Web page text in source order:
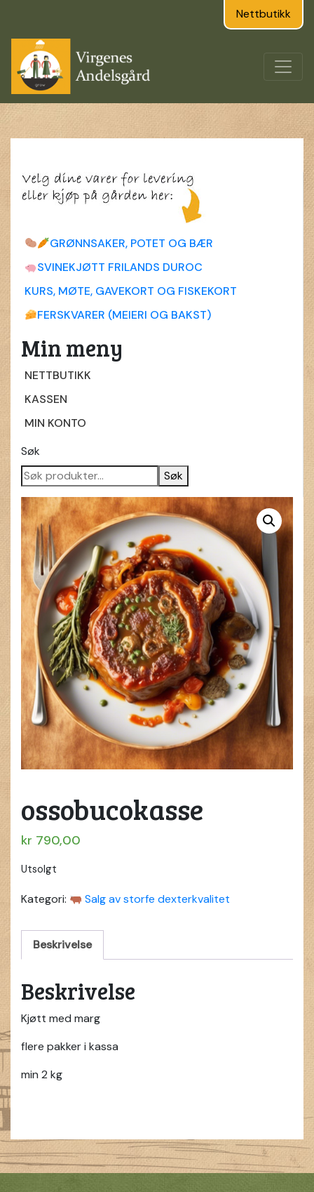
Nettbutikk
GRØNNSAKER, POTET OG BÆR
SVINEKJØTT FRILANDS DUROC
KURS, MØTE, GAVEKORT OG FISKEKORT
FERSKVARER (MEIERI OG BAKST)
Min meny
NETTBUTIKK
KASSEN
MIN KONTO
Søk
Søk
ossobucokasse
kr 790,00
Utsolgt
Kategori: Salg av storfe dexterkvalitet
Beskrivelse
Beskrivelse
Kjøtt med marg
flere pakker i kassa
min 2 kg